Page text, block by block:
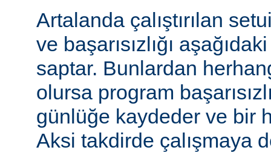
Artalanda çalıştırılan
ve başarısızlığı
saptar. Bunlardan
olursa program
günlüğe kaydeder ve bir
Aksi takdirde çalışmaya